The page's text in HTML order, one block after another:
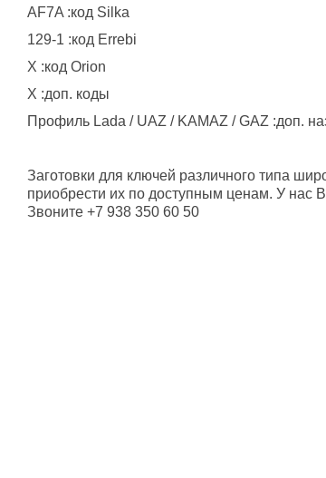
AF7A :код Silka
129-1 :код Errebi
X :код Orion
X :доп. коды
Профиль Lada / UAZ / KAMAZ / GAZ :доп.
Заготовки для ключей различного типа
приобрести их по доступным ценам. У нас
Звоните +7 938 350 60 50